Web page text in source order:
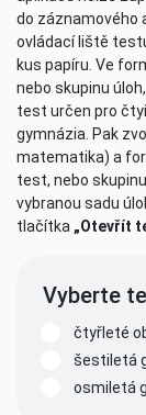
do záznamového
ovládací liště
kus papíru. Ve
nebo skupinu
test určen pro
gymnázia. Pak
matematika) a
test, nebo
vybranou sadu
tlačítka „Otevřít
Vyberte
čtyřleté
šestiletá
osmiletá